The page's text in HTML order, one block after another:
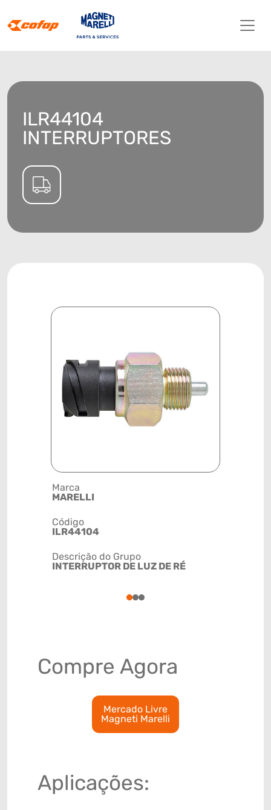
ILR44104
INTERRUPTORES
Marca
MARELLI
Código
ILR44104
Descrição do Grupo
INTERRUPTOR DE LUZ DE RÉ
123
Compre Agora
Mercado Livre
Magneti Marelli
Aplicações: